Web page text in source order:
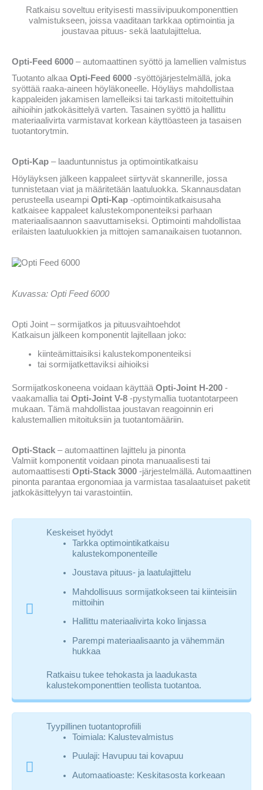
Ratkaisu soveltuu erityisesti massiivipuukomponenttien
valmistukseen, joissa vaaditaan tarkkaa optimointia ja
joustavaa pituus- sekä laatulajittelua.
Opti-Feed 6000 – automaattinen syöttö ja lamellien valmistus
Tuotanto alkaaOpti-Feed 6000 -syöttöjärjestelmällä, joka
syöttää raaka-aineen höyläkoneelle. Höyläys mahdollistaa
kappaleiden jakamisen lamelleiksi tai tarkasti mitoitettuihin
aihioihin jatkokäsittelyä varten. Tasainen syöttö ja hallittu
materiaalivirta varmistavat korkean käyttöasteen ja tasaisen
tuotantorytmin.
Opti-Kap – laaduntunnistus ja optimointikatkaisu
Höyläyksen jälkeen kappaleet siirtyvät skannerille, jossa
tunnistetaan viat ja määritetään laatuluokka. Skannausdatan
perusteella useampi Opti-Kap -optimointikatkaisusaha
katkaisee kappaleet kalustekomponenteiksi parhaan
materiaalisaannon saavuttamiseksi. Optimointi mahdollistaa
erilaisten laatuluokkien ja mittojen samanaikaisen tuotannon.
Kuvassa: Opti Feed 6000
Opti Joint – sormijatkos ja pituusvaihtoehdot
Katkaisun jälkeen komponentit lajitellaan joko:
kiinteämittaisiksi kalustekomponenteiksi
tai sormijatkettaviksi aihioiksi
Sormijatkoskoneena voidaan käyttää Opti-Joint H-200 -
vaakamallia tai Opti-Joint V-8 -pystymallia tuotantotarpeen
mukaan. Tämä mahdollistaa joustavan reagoinnin eri
kalustemallien mitoituksiin ja tuotantomääriin.
Opti-Stack – automaattinen lajittelu ja pinonta
Valmiit komponentit voidaan pinota manuaalisesti tai
automaattisesti Opti-Stack 3000 -järjestelmällä. Automaattinen
pinonta parantaa ergonomiaa ja varmistaa tasalaatuiset paketit
jatkokäsittelyyn tai varastointiin.
Keskeiset hyödyt
Tarkka optimointikatkaisu
kalustekomponenteille
Joustava pituus- ja laatulajittelu
Mahdollisuus sormijatkokseen tai kiinteisiin
mittoihin
Hallittu materiaalivirta koko linjassa
Parempi materiaalisaanto ja vähemmän
hukkaa
Ratkaisu tukee tehokasta ja laadukasta
kalustekomponenttien teollista tuotantoa.
Tyypillinen tuotantoprofiili
Toimiala: Kalustevalmistus
Puulaji: Havupuu tai kovapuu
Automaatioaste: Keskitasosta korkeaan